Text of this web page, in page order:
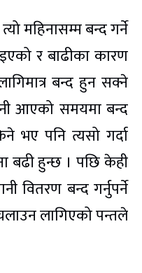
महिनासम्म बन्द गर्ने
र बाढीका कारण
बन्द हुन सक्ने
आएको समयमा बन्द
भए पनि त्यसो गर्दा
बढी हुन्छ । पछि केही
वितरण बन्द गर्नुपर्ने
लागिएको पन्तले